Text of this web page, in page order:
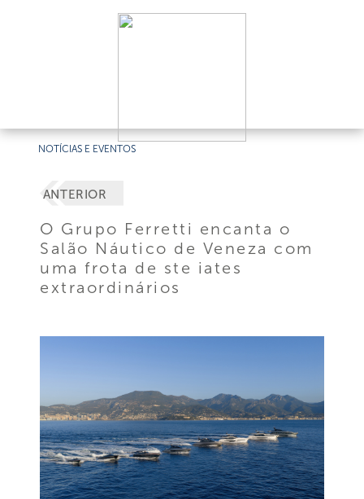
NOTÍCIAS E EVENTOS
ANTERIOR
O Grupo Ferretti encanta o
Salão Náutico de Veneza com
uma frota de ste iates
extraordinários